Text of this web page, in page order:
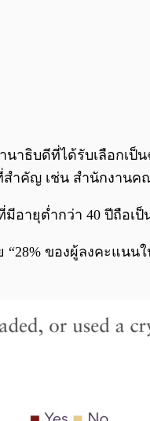
นาธิบดีที่ได้รับเลือก
ำคัญ เช่น สำนักงาน
อายุต่ำกว่า 40 ปีถือ
ของผู้ลงคะแนน